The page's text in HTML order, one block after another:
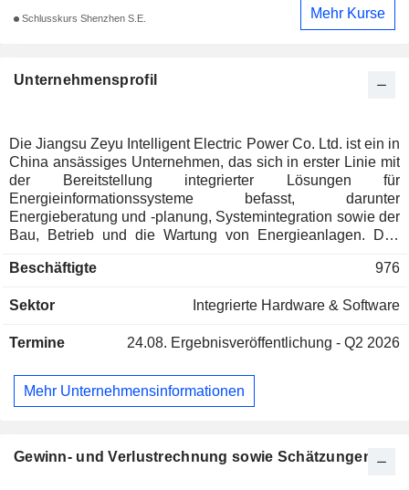
Unternehmensprofil
Die Jiangsu Zeyu Intelligent Electric Power Co. Ltd. ist ein in
China ansässiges Unternehmen, das sich in erster Linie mit
der Bereitstellung integrierter Lösungen für
Energieinformationssysteme befasst, darunter
Energieberatung und -planung, Systemintegration sowie der
Bau, Betrieb und die Wartung von Energieanlagen. Das
Unternehmens umfasst die Beratung und Planung von
Verteilungsnetzen. Das Geschäftsfeld „Systemintegration im
Kommunikations- und Computersystemen für den
die Integration intelligenter Betriebs- und Wartungssysteme
für den Energiesektor. Das Geschäftsfeld „Implementierung,
maßgeschneiderte Betriebs- und Wartungsdienstleistungen,
Beschäftigte 976
Sektor Integrierte Hardware & Software
Termine 24.08. Ergebnisveröffentlichung - Q2 2026
Mehr Unternehmensinformationen
Schlusskurs Shenzhen S.E. Mehr Kurse
Gewinn- und Verlustrechnung sowie Schätzungen